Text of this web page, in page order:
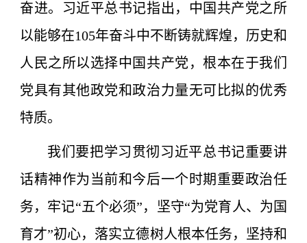
奋进。习近平总书记指出，中国共产党之所
以能够在105年奋斗中不断铸就辉煌，历史和
人民之所以选择中国共产党，根本在于我们
党具有其他政党和政治力量无可比拟的优秀
特质。
我们要把学习贯彻习近平总书记重要讲
话精神作为当前和今后一个时期重要政治任
务，牢记“五个必须”，坚守“为党育人、为国
育才”初心，落实立德树人根本任务，坚持和